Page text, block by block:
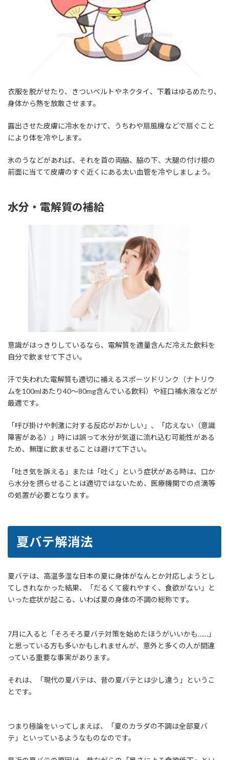
衣服を脱がせたり、きついベルトやネクタイ、下着はゆるめたり、
身体から熱を放散させます。
露出させた皮膚に冷水をかけて、うちわや扇風機などで扇ぐこと
により体を冷やします。
氷のうなどがあれば、それを首の両脇、脇の下、大腿の付け根の
前面に当てて皮膚のすぐ近くにある太い血管を冷やしましょう。
水分・電解質の補給
意識がはっきりしているなら、電解質を適量含んだ冷えた飲料を
自分で飲ませて下さい。
汗で失われた電解質も適切に補えるスポーツドリンク（ナトリウ
ムを100mlあたり40～80mg含んでいる飲料）や経口補水液などが
最適です。
「呼び掛けや刺激に対する反応がおかしい」、「応えない（意識
障害がある）」時には誤って水分が気道に流れ込む可能性がある
ため、無理に飲ませることは避けて下さい。
「吐き気を訴える」または「吐く」という症状がある時は、口か
ら水分を摂らせることは適切ではないため、医療機関での点滴等
の処置が必要となります。
夏バテ解消法
夏バテは、高温多湿な日本の夏に身体がなんとか対応しようとし
てしきれなかった結果、「だるくて疲れやすく、食欲がない」と
いった症状が起こる、いわば夏の身体の不調の総称です。
7月に入ると「そろそろ夏バテ対策を始めたほうがいいかも……」
と思っている方も多いかもしれませんが、意外と多くの人が間違
っている重要な事実があります。
それは、「現代の夏バテは、昔の夏バテとは少し違う」というこ
とです。
つまり極論をいってしまえば、「夏のカラダの不調は全部夏バ
テ」といっているようなものなのです。